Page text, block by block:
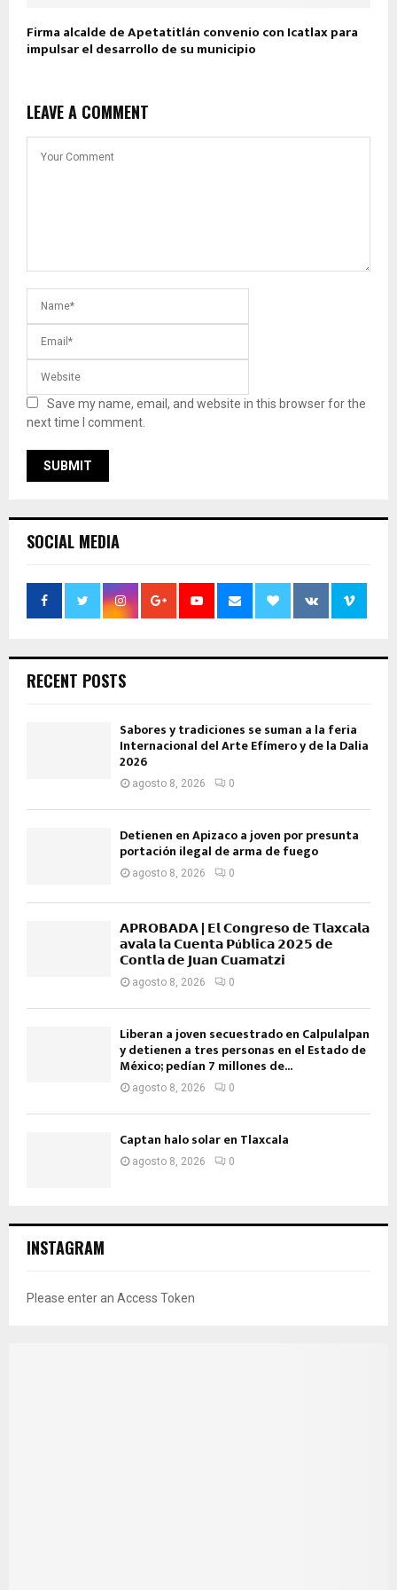
Firma alcalde de Apetatitlán convenio con Icatlax para
impulsar el desarrollo de su municipio
LEAVE A COMMENT
Save my name, email, and website in this browser for the
next time I comment.
SOCIAL MEDIA
RECENT POSTS
Sabores y tradiciones se suman a la feria
Internacional del Arte Efímero y de la Dalia
2026
agosto 8, 2026 0
Detienen en Apizaco a joven por presunta
portación ilegal de arma de fuego
agosto 8, 2026 0
𝗔𝗣𝗥𝗢𝗕𝗔𝗗𝗔 | 𝗘𝗹 𝗖𝗼𝗻𝗴𝗿𝗲𝘀𝗼 𝗱𝗲 𝗧𝗹𝗮𝘅𝗰𝗮𝗹𝗮
𝗮𝘃𝗮𝗹𝗮 𝗹𝗮 𝗖𝘂𝗲𝗻𝘁𝗮 𝗣ú𝗯𝗹𝗶𝗰𝗮 𝟮𝟬𝟮𝟱 𝗱𝗲
𝗖𝗼𝗻𝘁𝗹𝗮 𝗱𝗲 𝗝𝘂𝗮𝗻 𝗖𝘂𝗮𝗺𝗮𝘁𝘇𝗶
agosto 8, 2026 0
Liberan a joven secuestrado en Calpulalpan
y detienen a tres personas en el Estado de
México; pedían 7 millones de...
agosto 8, 2026 0
Captan halo solar en Tlaxcala
agosto 8, 2026 0
INSTAGRAM
Please enter an Access Token